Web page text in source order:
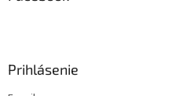
Prihlásenie